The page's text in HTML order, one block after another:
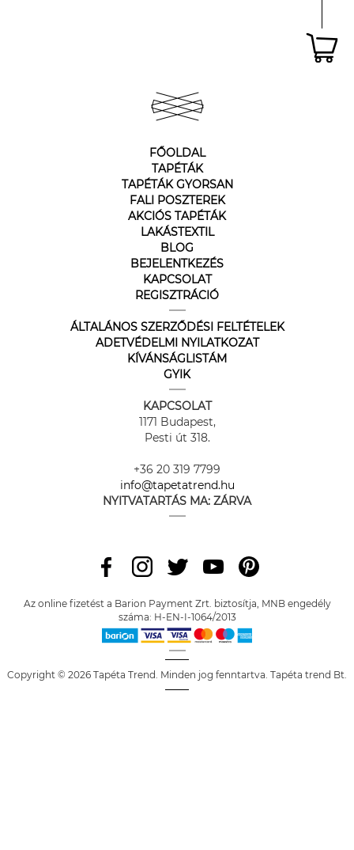
FŐOLDAL
TAPÉTÁK
TAPÉTÁK GYORSAN
FALI POSZTEREK
AKCIÓS TAPÉTÁK
LAKÁSTEXTIL
BLOG
BEJELENTKEZÉS
KAPCSOLAT
REGISZTRÁCIÓ
ÁLTALÁNOS SZERZŐDÉSI FELTÉTELEK
ADETVÉDELMI NYILATKOZAT
KÍVÁNSÁGLISTÁM
GYIK
KAPCSOLAT
1171 Budapest,
Pesti út 318.
+36 20 319 7799
info@tapetatrend.hu
NYITVATARTÁS MA: ZÁRVA
Az online fizetést a Barion Payment Zrt. biztosítja, MNB engedély
száma: H-EN-I-1064/2013
Copyright © 2026 Tapéta Trend. Minden jog fenntartva. Tapéta trend Bt.